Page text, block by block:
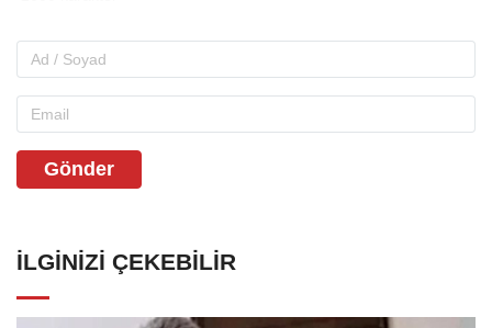
Gönder
İLGINIZI ÇEKEBILIR